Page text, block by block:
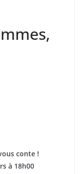
conte !
à 18h00